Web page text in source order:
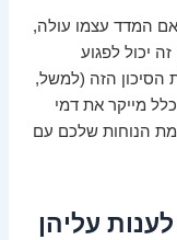
המדד עצמו עולה,
יכול לפגוע
הסיכון הזה (למשל,
מייקר את דמי
הנוחות שלכם עם
עליהן